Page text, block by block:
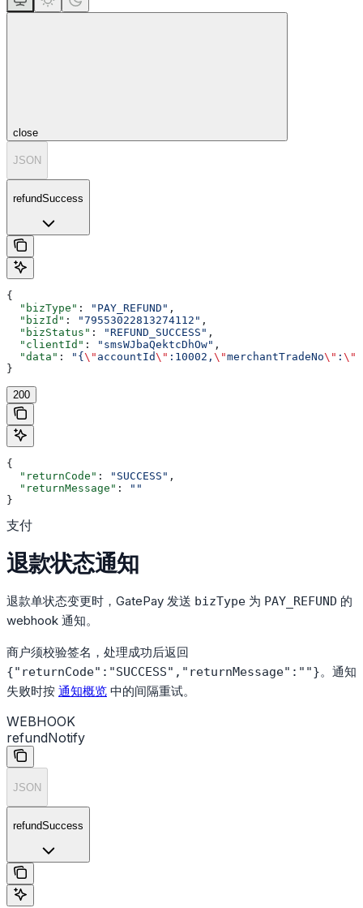
close
JSON
refundSuccess
{
  "bizType"
: "PAY_REFUND" ,
  "bizId"
: "79553022813274112" ,
  "bizStatus"
: "REFUND_SUCCESS" ,
  "clientId"
: "smsWJbaQektcDhOw" ,
  "data"
: "{ \" accountId\" :10002, \"merchantTradeNo\" : \"
}
200
{
  "returnCode"
: "SUCCESS" ,
  "returnMessage"
:
""
}
支付
退款状态通知
退款单状态变更时，GatePay 发送 bizType 为 PAY_REFUND 的
webhook 通知。
商户须校验签名，处理成功后返回
{"returnCode":"SUCCESS","returnMessage":""}。通知
失败时按 通知概览 中的间隔重试。
WEBHOOK
refundNotify
JSON
refundSuccess